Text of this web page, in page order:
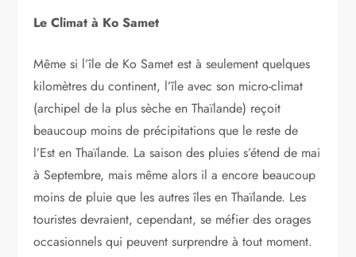
Le Climat à Ko Samet
Même si l’île de Ko Samet est à seulement quelques
kilomètres du continent, l’île avec son micro-climat
(archipel de la plus sèche en Thaïlande) reçoit
beaucoup moins de précipitations que le reste de
l’Est en Thaïlande. La saison des pluies s’étend de mai
à Septembre, mais même alors il a encore beaucoup
moins de pluie que les autres îles en Thaïlande. Les
touristes devraient, cependant, se méfier des orages
occasionnels qui peuvent surprendre à tout moment.